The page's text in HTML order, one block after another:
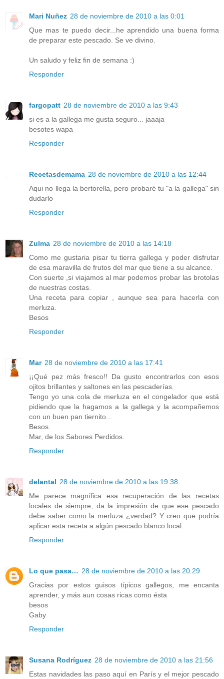
Mari Nuñez 28 de noviembre de 2010 a las 0:01
Que mas te puedo decir...he aprendido una buena forma
de preparar este pescado. Se ve divino.
Un saludo y feliz fin de semana :)
Responder
fargopatt 28 de noviembre de 2010 a las 9:43
si es a la gallega me gusta seguro... jaaaja
besotes wapa
Responder
Recetasdemama 28 de noviembre de 2010 a las 12:44
Aqui no llega la bertorella, pero probaré tu "a la gallega" sin
dudarlo
Responder
Zulma 28 de noviembre de 2010 a las 14:18
Como me gustaria pisar tu tierra gallega y poder disfrutar
de esa maravilla de frutos del mar que tiene a su alcance.
Con suerte ,si viajamos al mar podemos probar las brotolas
de nuestras costas.
Una receta para copiar , aunque sea para hacerla con
merluza.
Besos
Responder
Mar 28 de noviembre de 2010 a las 17:41
¡¡Qué pez más fresco!! Da gusto encontrarlos con esos
ojitos brillantes y saltones en las pescaderías.
Tengo yo una cola de merluza en el congelador que está
pidiendo que la hagamos a la gallega y la acompañemos
con un buen pan tiernito...
Besos.
Mar, de los Sabores Perdidos.
Responder
delantal 28 de noviembre de 2010 a las 19:38
Me parece magnífica esa recuperación de las recetas
locales de siempre, da la impresión de que ese pescado
debe saber como la merluza ¿verdad? Y creo que podría
aplicar esta receta a algún pescado blanco local.
Responder
Lo que pasa… 28 de noviembre de 2010 a las 20:29
Gracias por estos guisos típicos gallegos, me encanta
aprender, y más aun cosas ricas como ésta
besos
Gaby
Responder
Susana Rodríguez 28 de noviembre de 2010 a las 21:56
Estas navidades las paso aquí en París y el mejor pescado